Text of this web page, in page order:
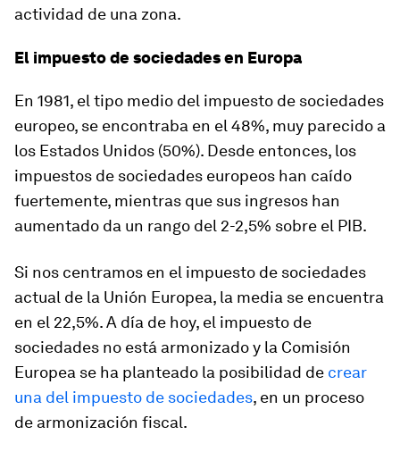
actividad de una zona.
El impuesto de sociedades en Europa
En 1981, el tipo medio del impuesto de sociedades
europeo, se encontraba en el 48%, muy parecido a
los Estados Unidos (50%). Desde entonces, los
impuestos de sociedades europeos han caído
fuertemente, mientras que sus ingresos han
aumentado da un rango del 2-2,5% sobre el PIB.
Si nos centramos en el impuesto de sociedades
actual de la Unión Europea, la media se encuentra
en el 22,5%. A día de hoy, el impuesto de
sociedades no está armonizado y la Comisión
Europea se ha planteado la posibilidad de crear
una del impuesto de sociedades, en un proceso
de armonización fiscal.